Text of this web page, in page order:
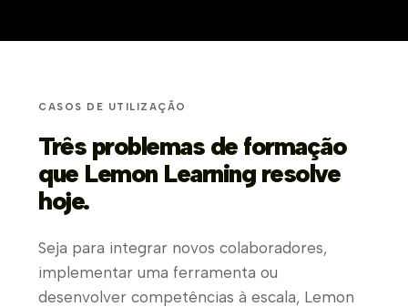
CASOS DE UTILIZAÇÃO
Três problemas de formação
que Lemon Learning resolve
hoje.
Seja para integrar novos colaboradores,
implementar uma ferramenta ou
desenvolver competências à escala, Lemon